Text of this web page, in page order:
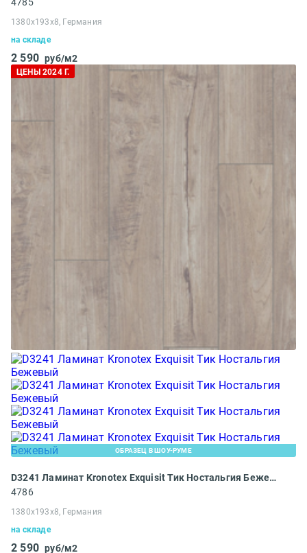
1380x193x8, Германия
на складе
2 590 руб/м2
ОБРАЗЕЦ В ШОУ-РУМЕ
ЦЕНЫ 2024 Г.
D3241 Ламинат Kronotex Exquisit Тик Ностальгия Бежевый
4786
1380x193x8, Германия
на складе
2 590 руб/м2